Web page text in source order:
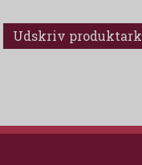
Udskriv produktark